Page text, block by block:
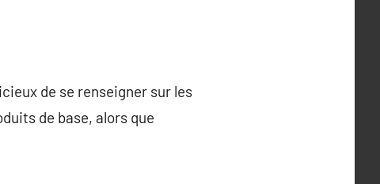
de se renseigner sur les
de base, alors que